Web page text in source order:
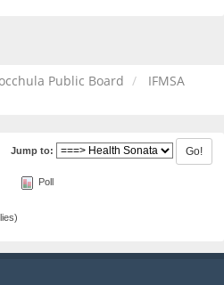
Public Board
IFMSA
Jump to:
Poll